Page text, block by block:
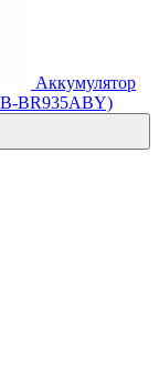
Аккумулятор
BR935ABY)